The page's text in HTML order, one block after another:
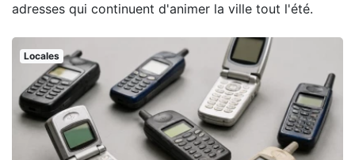
adresses qui continuent d'animer la ville tout l'été.
Locales